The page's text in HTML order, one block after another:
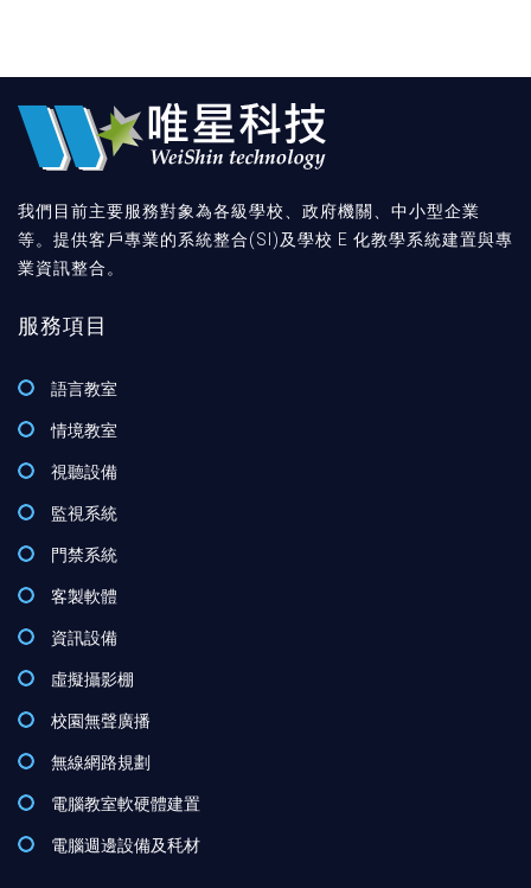
我們目前主要服務對象為各級學校、政府機關、中小型企業
等。提供客戶專業的系統整合(SI)及學校 E 化教學系統建置與專
業資訊整合。
服務項目
語言教室
情境教室
視聽設備
監視系統
門禁系統
客製軟體
資訊設備
虛擬攝影棚
校園無聲廣播
無線網路規劃
電腦教室軟硬體建置
電腦週邊設備及秏材